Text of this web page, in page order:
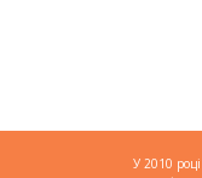
У 2010